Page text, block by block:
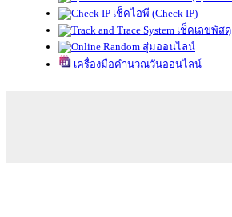
เช็คไอพี (Check IP)
เช็คเลขพัสดุ
สุ่มออนไลน์
เครื่องมือคำนวณวันออนไลน์